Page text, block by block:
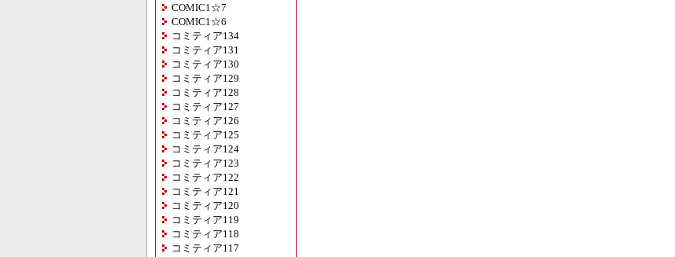
COMIC1☆7
COMIC1☆6
コミティア134
コミティア131
コミティア130
コミティア129
コミティア128
コミティア127
コミティア126
コミティア125
コミティア124
コミティア123
コミティア122
コミティア121
コミティア120
コミティア119
コミティア118
コミティア117